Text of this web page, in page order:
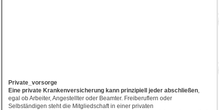
Private_vorsorge
Eine private Krankenversicherung kann prinzipiell jeder abschließen,
egal ob Arbeiter, Angestellter oder Beamter. Freiberuflern oder
Selbständigen steht die Mitgliedschaft in einer privaten